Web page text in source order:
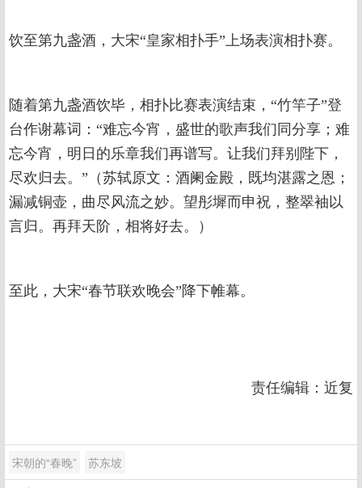
饮至第九盏酒，大宋“皇家相扑手”上场表演相扑赛。
随着第九盏酒饮毕，相扑比赛表演结束，“竹竿子”登
台作谢幕词：“难忘今宵，盛世的歌声我们同分享；难
忘今宵，明日的乐章我们再谱写。让我们拜别陛下，
尽欢归去。”（苏轼原文：酒阑金殿，既均湛露之恩；
漏减铜壶，曲尽风流之妙。望彤墀而申祝，整翠袖以
言归。再拜天阶，相将好去。）
至此，大宋“春节联欢晚会”降下帷幕。
责任编辑：近复
宋朝的“春晚”
苏东坡